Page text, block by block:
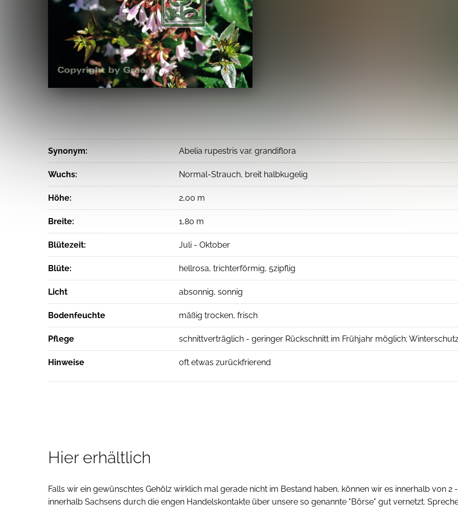
Synonym: Abelia rupestris var. grandiflora
Wuchs: Normal-Strauch, breit halbkugelig
Höhe: 2,00 m
Breite: 1,80 m
Blütezeit: Juli - Oktober
Blüte: hellrosa, trichterförmig, 5zipflig
Licht absonnig, sonnig
Bodenfeuchte mäßig trocken, frisch
Pflege schnittverträglich - geringer Rückschnitt im Frühjahr möglich;
Hinweise oft etwas zurückfrierend
Hier erhältlich
Falls wir ein gewünschtes Gehölz wirklich mal gerade nicht im Bestand haben, können wir es innerhalb von
innerhalb Sachsens durch die engen Handelskontakte über unsere so genannte "Börse" gut vernetzt.